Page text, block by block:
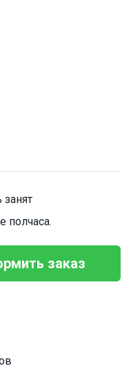
полчаса.
заказ